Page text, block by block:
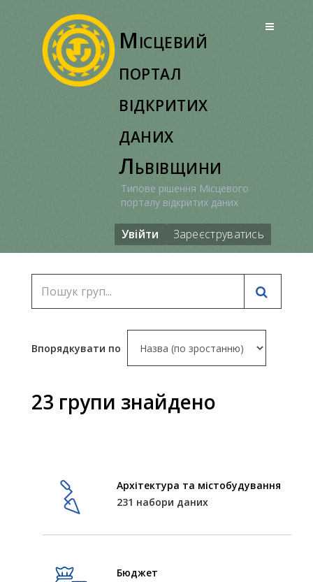
Місцевий
портал
відкритих
даних
Львівщини
Типове рішення Місцевого
порталу відкритих даних
Увійти Зареєструватись
Впорядкувати по
23 групи знайдено
Архітектура та містобудування
231 набори даних
Бюджет